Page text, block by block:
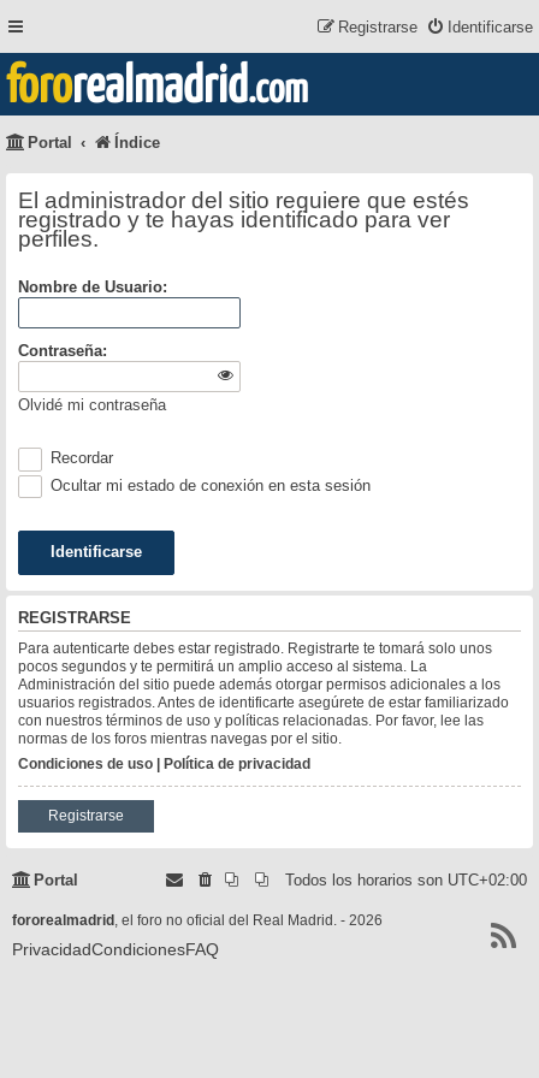
Identificarse
Registrarse
fororealmadrid.com
Portal Índice
El administrador del sitio requiere que estés
registrado y te hayas identificado para ver
perfiles.
Nombre de Usuario:
Contraseña:
Olvidé mi contraseña
Recordar
Ocultar mi estado de conexión en esta sesión
REGISTRARSE
Para autenticarte debes estar registrado. Registrarte te tomará solo unos
pocos segundos y te permitirá un amplio acceso al sistema. La
Administración del sitio puede además otorgar permisos adicionales a los
usuarios registrados. Antes de identificarte asegúrete de estar familiarizado
con nuestros términos de uso y políticas relacionadas. Por favor, lee las
normas de los foros mientras navegas por el sitio.
Condiciones de uso | Política de privacidad
Registrarse
Portal Todos los horarios son UTC+02:00
fororealmadrid , el foro no oficial del Real Madrid. - 2026
PrivacidadCondicionesFAQ